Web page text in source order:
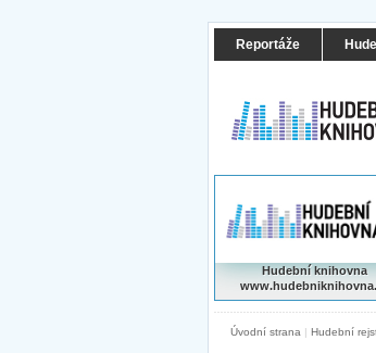
Reportáže
Hudební knihovna
Úvodní strana | Hudební